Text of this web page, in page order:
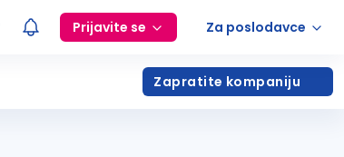
Prijavite se Za poslodavce
Zapratite kompaniju